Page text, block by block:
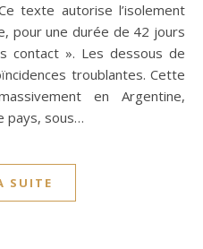
texte autorise l’isolement
pour une durée de 42 jours
contact ». Les dessous de
troublantes. Cette
en Argentine,
pays, sous…
SUITE